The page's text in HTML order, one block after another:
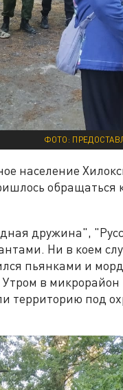
ФОТО:
население
дружина",
Ни в коем
пьянками и
в микрорайон
территорию под